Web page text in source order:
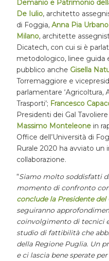
Demanio e Patrimonio
De Iulio, architetto
di Foggia, Anna Pia Urbano
Milano, architette
Dicatech, con cui si è
metodologico, linee guida
pubblico anche Gisella
Torremaggiore e
parlamentare
Trasporti’; Francesco
Presidenti dei Gal
Massimo Monteleonein
Office dell’Università di
Rurale 2020 ha avviato un
collaborazione.
“Siamo molto soddisfatti
momento di confronto
conclude la Presidente del
seguiranno
coinvolgimento di tecnici
studio di fattibilità che
della Regione Puglia. Un
e ci lascia bene sperate